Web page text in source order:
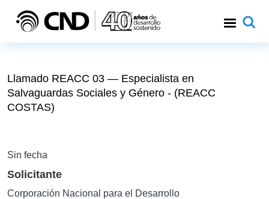
Llamado REACC 03 — Especialista en
Salvaguardas Sociales y Género - (REACC
COSTAS)
Sin fecha
Solicitante
Corporación Nacional para el Desarrollo